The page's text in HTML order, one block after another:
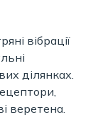
вібрації
ділянках.
веретена.